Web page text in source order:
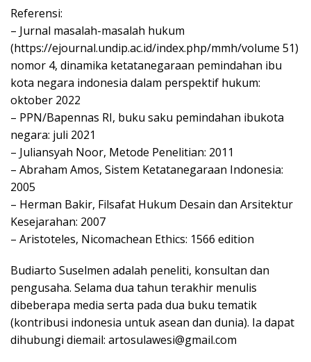
Referensi:
– Jurnal masalah-masalah hukum
(https://ejournal.undip.ac.id/index.php/mmh/volume 51)
nomor 4, dinamika ketatanegaraan pemindahan ibu
kota negara indonesia dalam perspektif hukum:
oktober 2022
– PPN/Bapennas RI, buku saku pemindahan ibukota
negara: juli 2021
– Juliansyah Noor, Metode Penelitian: 2011
– Abraham Amos, Sistem Ketatanegaraan Indonesia:
2005
– Herman Bakir, Filsafat Hukum Desain dan Arsitektur
Kesejarahan: 2007
– Aristoteles, Nicomachean Ethics: 1566 edition
Budiarto Suselmen adalah peneliti, konsultan dan
pengusaha. Selama dua tahun terakhir menulis
dibeberapa media serta pada dua buku tematik
(kontribusi indonesia untuk asean dan dunia). Ia dapat
dihubungi diemail: artosulawesi@gmail.com